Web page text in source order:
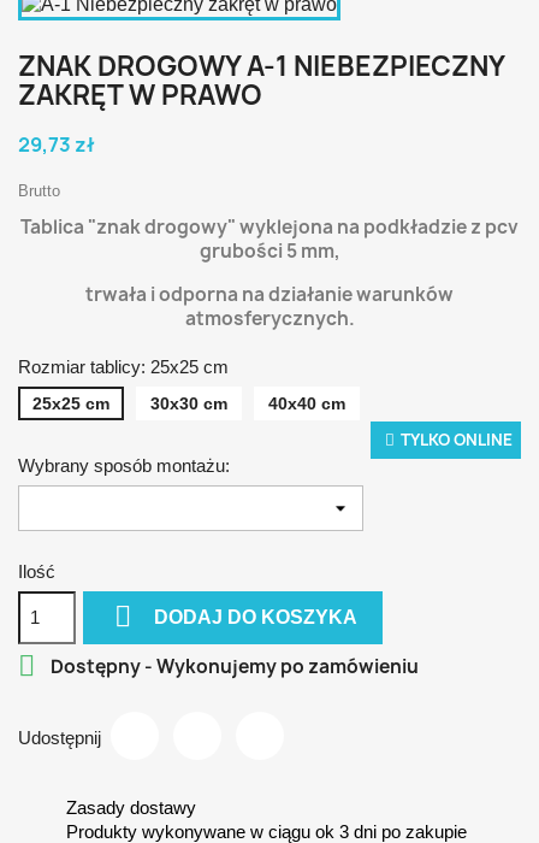
TYLKO ONLINE
ZNAK DROGOWY A-1 NIEBEZPIECZNY
ZAKRĘT W PRAWO
29,73 zł
Brutto
Tablica "znak drogowy" wyklejona na podkładzie z pcv
grubości 5 mm,
trwała i odporna na działanie warunków
atmosferycznych.
Rozmiar tablicy: 25x25 cm
25x25 cm 30x30 cm 40x40 cm
Wybrany sposób montażu:
Ilość
 DODAJ DO KOSZYKA
 Dostępny - Wykonujemy po zamówieniu
Udostępnij
Zasady dostawy
Produkty wykonywane w ciągu ok 3 dni po zakupie